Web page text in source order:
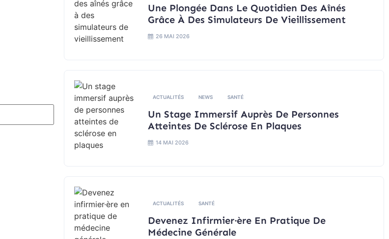
Une Plongée Dans Le Quotidien Des Aînés
Grâce À Des Simulateurs De Vieillissement
26 MAI 2026
ACTUALITÉS NEWS SANTÉ
Un Stage Immersif Auprès De Personnes
Atteintes De Sclérose En Plaques
14 MAI 2026
ACTUALITÉS SANTÉ
Devenez Infirmier·ère En Pratique De
Médecine Générale